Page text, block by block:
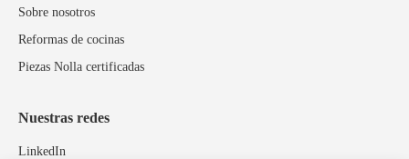
Sobre nosotros
Reformas de cocinas
Piezas Nolla certificadas
Nuestras redes
LinkedIn